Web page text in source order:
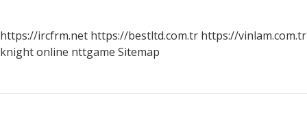
https://ircfrm.net https://bestltd.com.tr https://vinlam.com.tr
knight online nttgame Sitemap